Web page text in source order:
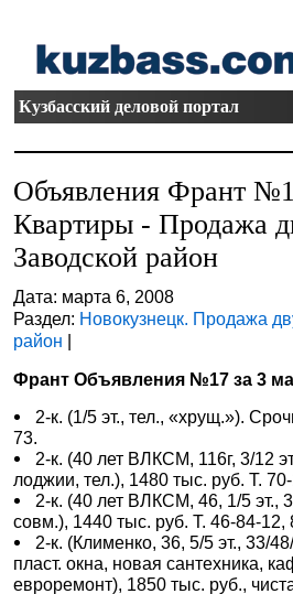
Кузбасский деловой портал
Объявления Франт
Квартиры - Продажа
Заводской район
Дата: марта 6, 2008
Раздел: Новокузнецк. Продажа
район |
Франт Объявления №17 за 3
2-к. (1/5 эт., тел., «хрущ.»).
73.
2-к. (40 лет ВЛКСМ, 116г, 3/12
лоджии, тел.), 1480 тыс. руб. Т.
2-к. (40 лет ВЛКСМ, 46, 1/5 эт.,
совм.), 1440 тыс. руб. Т. 46-84-12,
2-к. (Клименко, 36, 5/5 эт., 33/
пласт. окна, новая сантехника,
евроремонт), 1850 тыс. руб.,